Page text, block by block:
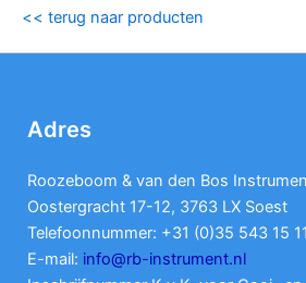
<< terug naar producten
Adres
Roozeboom & van den Bos
Oostergracht 17-12, 3763 LX Soest
Telefoonnummer: +31 (0)35 543 15 11
E-mail: info@rb-instrument.nl